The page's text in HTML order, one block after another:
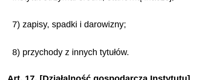
7) zapisy, spadki i darowizny;
8) przychody z innych tytułów.